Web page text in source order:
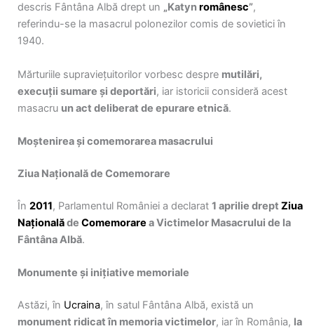
descris Fântâna Albă drept un „Katynromânesc”,
referindu-se la masacrul polonezilor comis de sovietici în
1940.
Mărturiile supraviețuitorilor vorbesc despre mutilări,
execuții sumare și deportări, iar istoricii consideră acest
masacru un act deliberat de epurare etnică.
Moștenirea și comemorarea masacrului
Ziua Națională de Comemorare
În 2011, Parlamentul României a declarat 1 aprilie drept Ziua
Naționalăde Comemorare a Victimelor Masacrului de la
Fântâna Albă.
Monumente și inițiative memoriale
Astăzi, în Ucraina, în satul Fântâna Albă, există un
monument ridicat în memoria victimelor, iar în România, la